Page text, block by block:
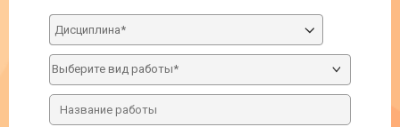
Дисциплина*